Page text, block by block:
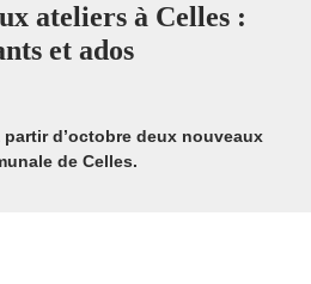
ateliers à Celles :
et ados
d’octobre deux nouveaux
de Celles.